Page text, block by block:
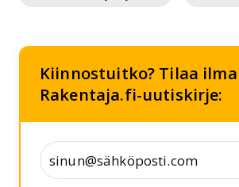
Kiinnostuitko? Tilaa
Rakentaja.fi-uutiskirje: